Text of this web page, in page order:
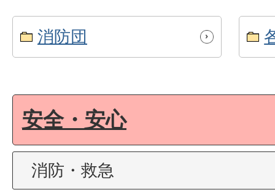
消防団
安全・安心
消防・救急